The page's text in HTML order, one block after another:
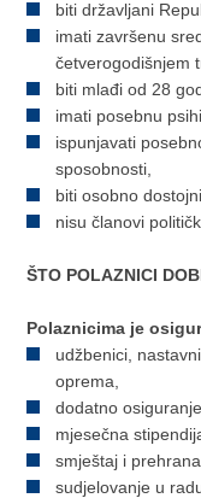
biti državljani
imati završenu
četverogodišnjem
biti mlađi od 28
imati posebnu
ispunjavati
sposobnosti,
biti osobno
nisu članovi
ŠTO POLAZNICI
Polaznicima je
udžbenici,
oprema,
dodatno osiguranje,
mjesečna
smještaj i prehrana,
sudjelovanje u